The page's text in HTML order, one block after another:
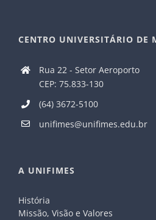
CENTRO UNIVERSITÁRIO DE
Rua 22 - Setor Aeroporto
CEP: 75.833-130
(64) 3672-5100
unifimes@unifimes.edu.br
A UNIFIMES
História
Missão, Visão e Valores